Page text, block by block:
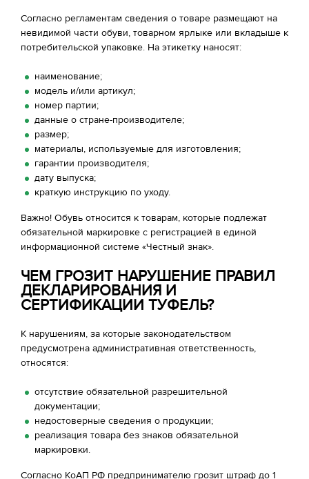
Согласно регламентам сведения о товаре размещают на
невидимой части обуви, товарном ярлыке или вкладыше к
потребительской упаковке. На этикетку наносят:
наименование;
модель и/или артикул;
номер партии;
данные о стране-производителе;
размер;
материалы, используемые для изготовления;
гарантии производителя;
дату выпуска;
краткую инструкцию по уходу.
Важно! Обувь относится к товарам, которые подлежат
обязательной маркировке с регистрацией в единой
информационной системе «Честный знак».
ЧЕМ ГРОЗИТ НАРУШЕНИЕ ПРАВИЛ
ДЕКЛАРИРОВАНИЯ И
СЕРТИФИКАЦИИ ТУФЕЛЬ?
К нарушениям, за которые законодательством
предусмотрена административная ответственность,
относятся:
отсутствие обязательной разрешительной
документации;
недостоверные сведения о продукции;
реализация товара без знаков обязательной
маркировки.
Согласно КоАП РФ предпринимателю грозит штраф до 1